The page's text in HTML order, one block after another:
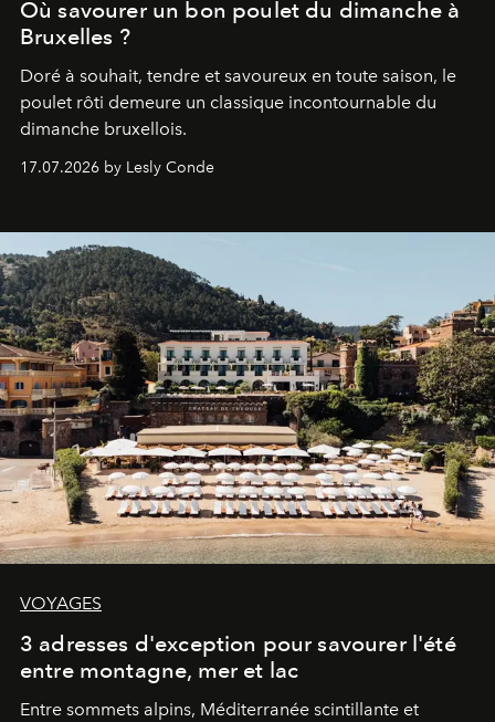
Où savourer un bon poulet du dimanche à
Bruxelles ?
Doré à souhait, tendre et savoureux en toute saison, le
poulet rôti demeure un classique incontournable du
dimanche bruxellois.
17.07.2026 by Lesly Conde
VOYAGES
3 adresses d'exception pour savourer l'été
entre montagne, mer et lac
Entre sommets alpins, Méditerranée scintillante et